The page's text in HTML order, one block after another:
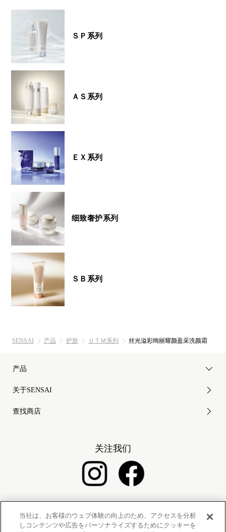
ＳＰ系列
ＡＳ系列
ＥＸ系列
细致奢护系列
ＳＢ系列
SENSAI 产品 护肤 ＵＴＭ系列 丝光溢彩绚丽耀颜盈采洗颜霜
产品
关于SENSAI
查找商店
关注我们
隐私政策 使用条款
当社は、お客様のウェブ体験の向上のため、アクセスを分析
しコンテンツや広告をパーソナライズするためにクッキーを